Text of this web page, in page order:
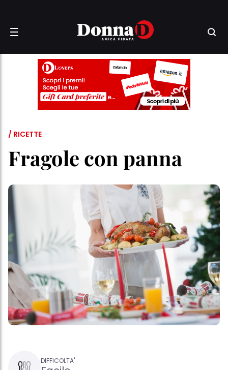
/ RICETTE
Fragole con panna
DIFFICOLTA'